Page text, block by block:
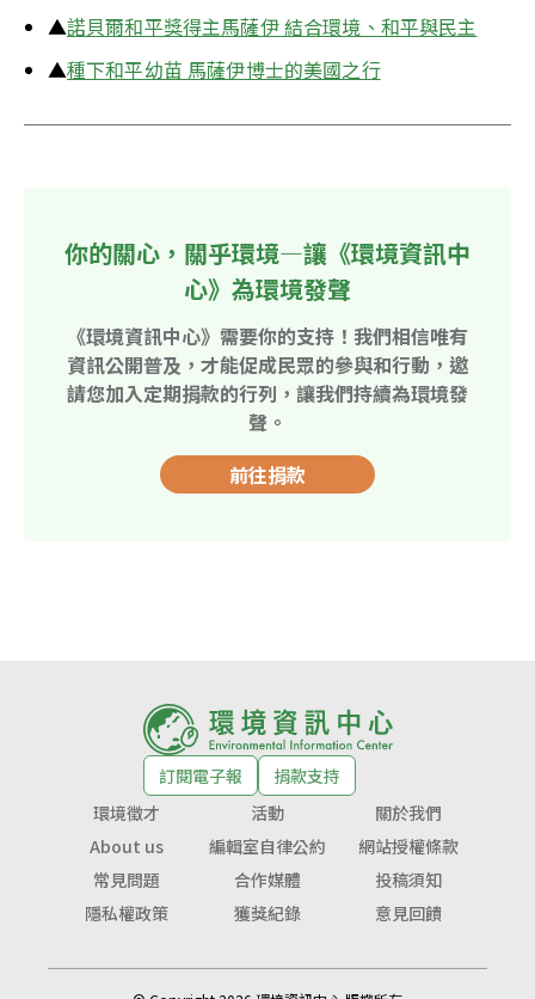
▲諾貝爾和平獎得主馬薩伊 結合環境、和平與民主
▲種下和平幼苗 馬薩伊博士的美國之行
你的關心，關乎環境—讓《環境資訊中
心》為環境發聲
《環境資訊中心》需要你的支持！我們相信唯有
資訊公開普及，才能促成民眾的參與和行動，邀
請您加入定期捐款的行列，讓我們持續為環境發
聲。
前往捐款
訂閱電子報
捐款支持
環境徵才
活動
關於我們
About us
編輯室自律公約
網站授權條款
常見問題
合作媒體
投稿須知
隱私權政策
獲獎紀錄 意見回饋